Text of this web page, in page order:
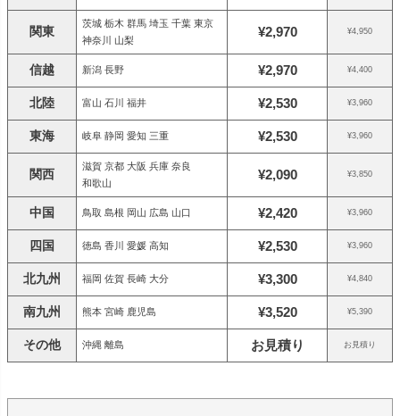
関東
茨城 栃木 群馬 埼玉 千葉 東京
神奈川 山梨
¥2,970 ¥4,950
信越 新潟 長野 ¥2,970 ¥4,400
北陸 富山 石川 福井 ¥2,530 ¥3,960
東海 岐阜 静岡 愛知 三重 ¥2,530 ¥3,960
関西
滋賀 京都 大阪 兵庫 奈良
和歌山
¥2,090 ¥3,850
中国 鳥取 島根 岡山 広島 山口 ¥2,420 ¥3,960
四国 徳島 香川 愛媛 高知 ¥2,530 ¥3,960
北九州 福岡 佐賀 長崎 大分 ¥3,300 ¥4,840
南九州 熊本 宮崎 鹿児島 ¥3,520 ¥5,390
その他 沖縄 離島 お見積り お見積り